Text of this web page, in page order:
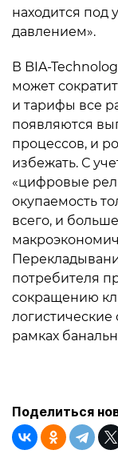
находится
давлением».
В BIA-
может
и тарифы все
появляются
процессов, и
избежать. С
«цифровые
окупаемость
всего, и
потребителя
сокращению
рамках
Поделиться